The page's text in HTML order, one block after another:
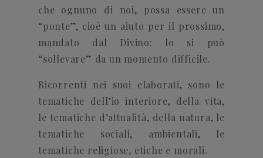
che ognuno di noi, possa essere un
“ponte”, cioè un aiuto per il prossimo,
mandato dal Divino: lo si può
“sollevare” da un momento difficile.
Ricorrenti nei suoi elaborati, sono le
tematiche dell’io interiore, della vita,
le tematiche d’attualità, della natura, le
tematiche sociali, ambientali, le
tematiche religiose, etiche e morali.